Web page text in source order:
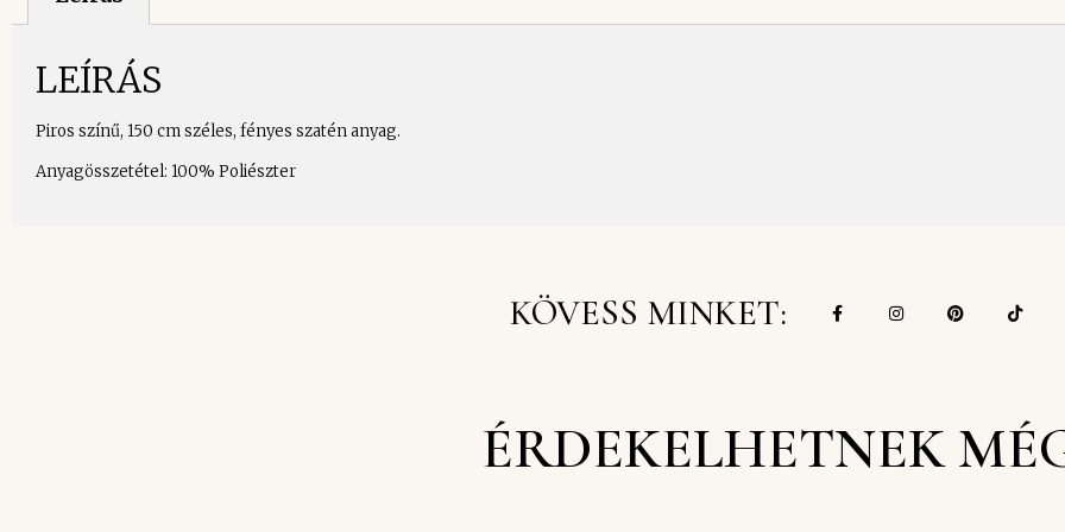
LEÍRÁS
Piros színű, 150 cm széles, fényes szatén anyag.
Anyagösszetétel: 100% Poliészter
KÖVESS MINKET:
ÉRDEKELHETNEK